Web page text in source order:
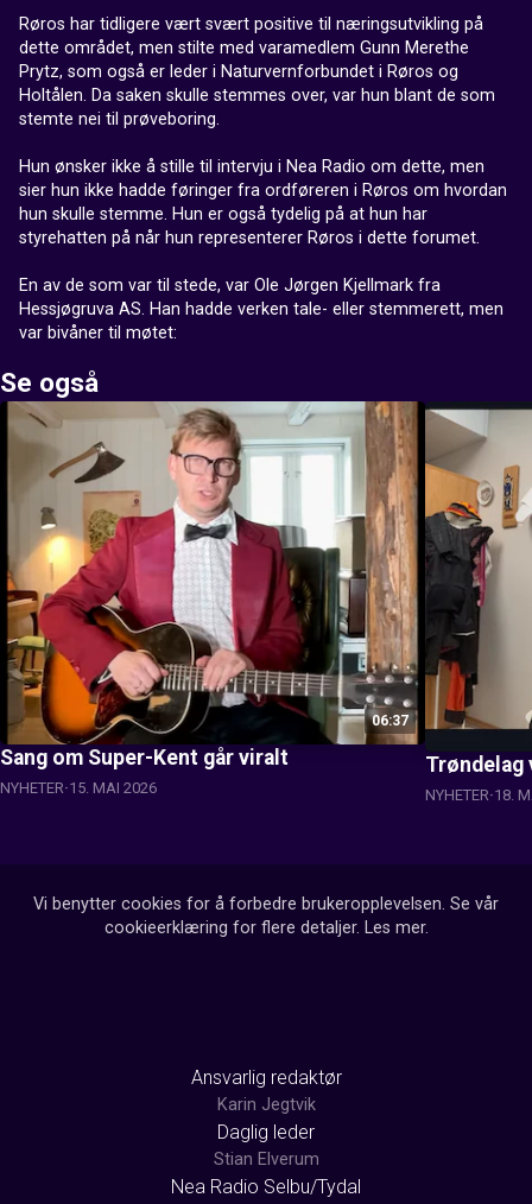
Røros har tidligere vært svært positive til næringsutvikling på
dette området, men stilte med varamedlem Gunn Merethe
Prytz, som også er leder i Naturvernforbundet i Røros og
Holtålen. Da saken skulle stemmes over, var hun blant de som
stemte nei til prøveboring.
Hun ønsker ikke å stille til intervju i Nea Radio om dette, men
sier hun ikke hadde føringer fra ordføreren i Røros om hvordan
hun skulle stemme. Hun er også tydelig på at hun har
styrehatten på når hun representerer Røros i dette forumet.
En av de som var til stede, var Ole Jørgen Kjellmark fra
Hessjøgruva AS. Han hadde verken tale- eller stemmerett, men
Se også
06:37
Sang om Super-Kent går viralt
NYHETER 15. MAI 2026 NYHETER 18.
Vi benytter cookies for å forbedre brukeropplevelsen. Se vår
cookieerklæring for flere detaljer. Les mer.
Ansvarlig redaktør
Karin Jegtvik
Daglig leder
Stian Elverum
Nea Radio Selbu/Tydal